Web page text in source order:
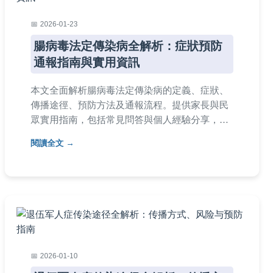
2026-01-23
腸病毒法定傳染病全解析：症狀預防
通報指南與實用資訊
本文全面解析腸病毒法定傳染病的定義、症狀、
傳播途徑、預防方法及通報流程。提供家長與民
眾實用指南，包括常見問答與個人經驗分享，幫
基於台灣衛生福利部資料，確保資訊準確性。
閱讀全文
2026-01-10